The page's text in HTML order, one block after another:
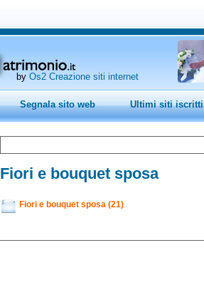
by Os2 Creazione siti internet
Segnala sito web Ultimi siti iscritti
Fiori e bouquet sposa
Fiori e bouquet sposa (21)